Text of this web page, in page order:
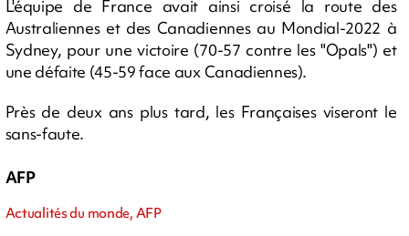
L'équipe de France avait ainsi croisé la route des
Australiennes et des Canadiennes au Mondial-2022 à
Sydney, pour une victoire (70-57 contre les "Opals") et
une défaite (45-59 face aux Canadiennes).
Près de deux ans plus tard, les Françaises viseront le
sans-faute.
AFP
Actualités du monde, AFP